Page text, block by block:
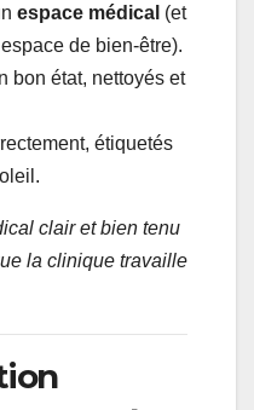
espace médical (et
de bien-être).
bon état, nettoyés et
étiquetés
clair et bien tenu
la clinique travaille